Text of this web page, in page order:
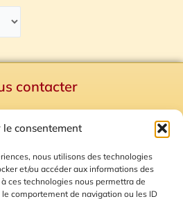
le consentement
nous utilisons des technologies
et/ou accéder aux informations des
ces technologies nous permettra de
comportement de navigation ou les ID
contacter
Plan du site
des Cookies